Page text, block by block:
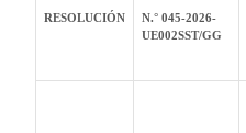
RESOLUCIÓN
N.° 045-2026-
UE002SST/GG